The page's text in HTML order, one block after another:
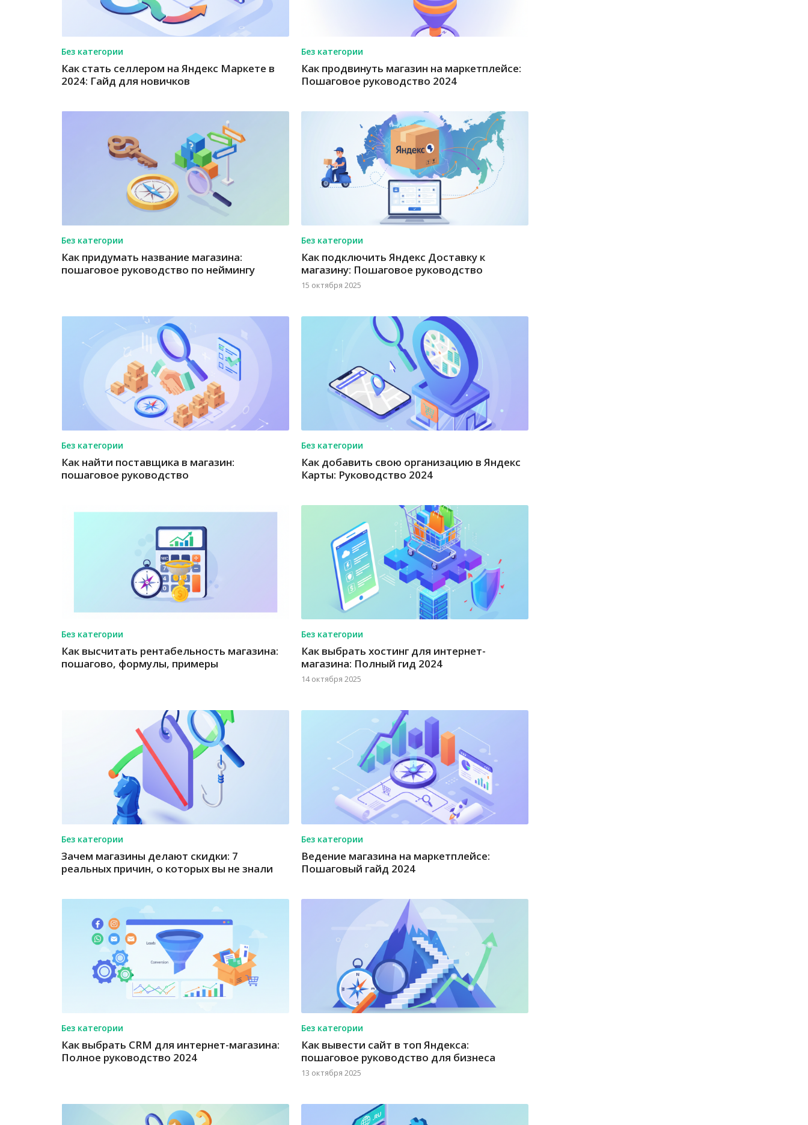
Без категории
Как стать селлером на Яндекс Маркете в
2024: Гайд для новичков
Без категории
Как продвинуть магазин на маркетплейсе:
Пошаговое руководство 2024
Без категории
Как придумать название магазина:
пошаговое руководство по неймингу
Без категории
Как подключить Яндекс Доставку к
магазину: Пошаговое руководство
15 октября 2025
Без категории
Как найти поставщика в магазин:
пошаговое руководство
Без категории
Как добавить свою организацию в Яндекс
Карты: Руководство 2024
Без категории
Как высчитать рентабельность магазина:
пошагово, формулы, примеры
Без категории
Как выбрать хостинг для интернет-
магазина: Полный гид 2024
14 октября 2025
Без категории
Зачем магазины делают скидки: 7
реальных причин, о которых вы не знали
Без категории
Ведение магазина на маркетплейсе:
Пошаговый гайд 2024
Без категории
Как выбрать CRM для интернет-магазина:
Полное руководство 2024
Без категории
Как вывести сайт в топ Яндекса:
пошаговое руководство для бизнеса
13 октября 2025